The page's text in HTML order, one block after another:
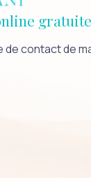
gratuite
de contact de